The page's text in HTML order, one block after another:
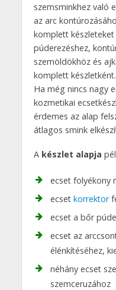
szemsminkhez való
az arc
komplett
púderezéshez,
szemöldökhöz és
komplett
Ha még nincs nagy
kozmetikai
érdemes az alap
átlagos smink
A készlet alapja
ecset folyékony
ecsetkorrektor
ecset a bőr
ecset az
élénkítéséhez,
néhány ecset
szemceruzához